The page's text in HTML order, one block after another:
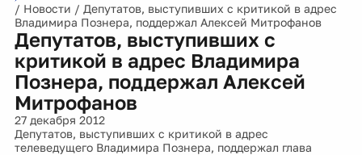
/ Новости / Депутатов, выступивших с критикой в адрес
Владимира Познера, поддержал Алексей Митрофанов
Депутатов, выступивших с
критикой в адрес Владимира
Познера, поддержал Алексей
Митрофанов
27 декабря 2012
Депутатов, выступивших с критикой в адрес
телеведущего Владимира Познера, поддержал глава